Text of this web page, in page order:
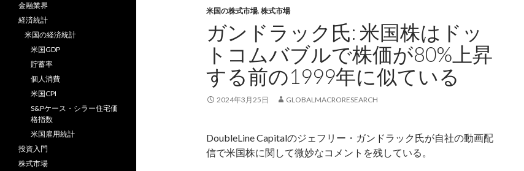
米国の株式市場, 株式市場
ガンドラック氏: 米国株はドッ
トコムバブルで株価が80%上昇
する前の1999年に似ている
2024年3月25日 GLOBALMACRORESEARCH
DoubleLine Capitalのジェフリー・ガンドラック氏が自社の動画配
信で米国株に関して微妙なコメントを残している。
金融業界
経済統計
米国の経済統計
米国GDP
貯蓄率
個人消費
米国CPI
S&Pケース・シラー住宅価
格指数
米国雇用統計
投資入門
株式市場